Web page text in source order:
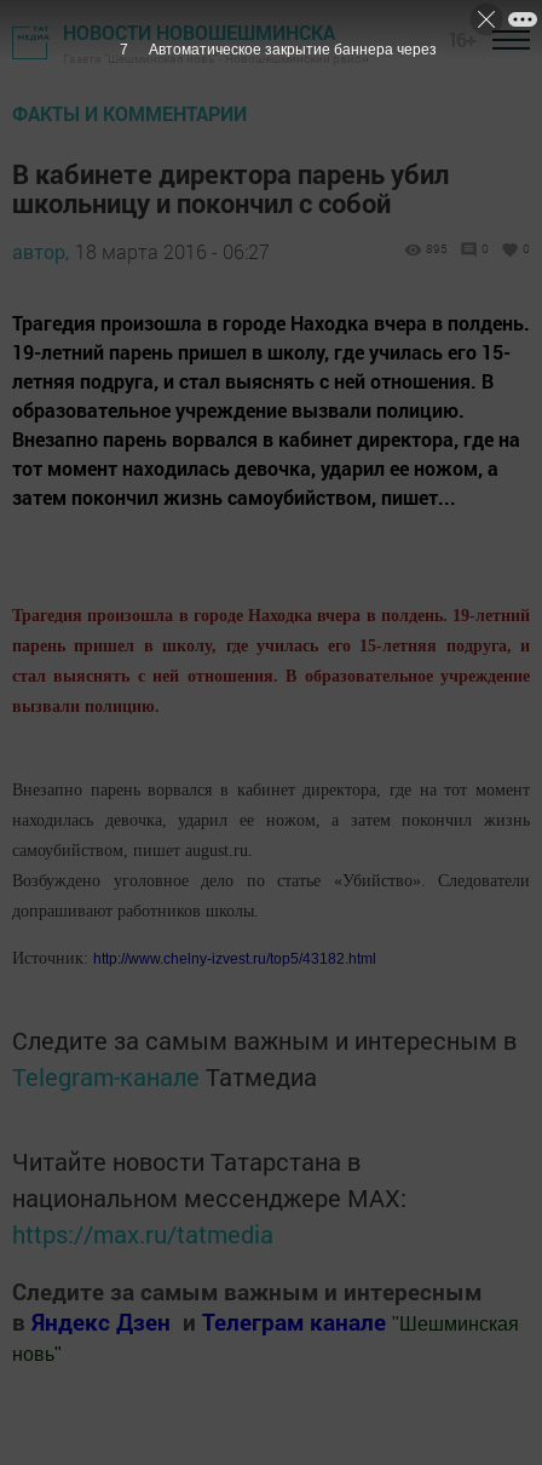
НОВОСТИ НОВОШЕШМИНСКА
Газета "Шешминская новь" - Новошешминский район
ФАКТЫ И КОММЕНТАРИИ
В кабинете директора парень убил
школьницу и покончил с собой
автор, 18 марта 2016 - 06:27 895 0 0
Трагедия произошла в городе Находка вчера в полдень.
19-летний парень пришел в школу, где училась его 15-
летняя подруга, и стал выяснять с ней отношения. В
образовательное учреждение вызвали полицию.
Внезапно парень ворвался в кабинет директора, где на
тот момент находилась девочка, ударил ее ножом, а
затем покончил жизнь самоубийством, пишет...
Трагедия произошла в городе Находка вчера в полдень. 19-летний
парень пришел в школу, где училась его 15-летняя подруга, и
стал выяснять с ней отношения. В образовательное учреждение
вызвали полицию.
Внезапно парень ворвался в кабинет директора, где на тот момент
находилась девочка, ударил ее ножом, а затем покончил жизнь
самоубийством, пишет august.ru.
Возбуждено уголовное дело по статье «Убийство». Следователи
допрашивают работников школы.
Источник: http://www.chelny-izvest.ru/top5/43182.html
Следите за самым важным и интересным в
Telegram-канале Татмедиа
Читайте новости Татарстана в
национальном мессенджере MАХ:
https://max.ru/tatmedia
Следите за самым важным и интересным
в Яндекс Дзен и Телеграм канале " Шешминская
новь"
7 Автоматическое закрытие баннера через